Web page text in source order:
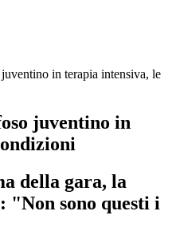
in terapia intensiva, le
juventino in
della gara, la
"Non sono questi i